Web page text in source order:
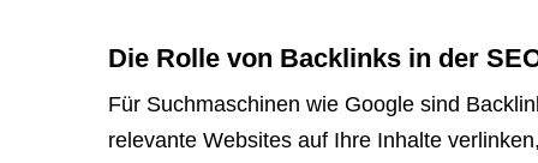
Die Rolle von Backlinks in der
Für Suchmaschinen wie Google sind
relevante Websites auf Ihre Inhalte